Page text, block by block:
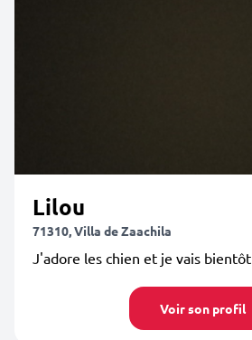
Lilou
71310, Villa de Zaachila
J'adore les chien et je vais
Voir son profil